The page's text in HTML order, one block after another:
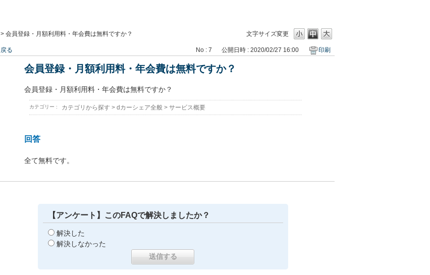
文字サイズ変更
> 会員登録・月額利用料・年会費は無料ですか？
戻る No : 7 公開日時 : 2020/02/27 16:00 印刷
会員登録・月額利用料・年会費は無料ですか？
会員登録・月額利用料・年会費は無料ですか？
カテゴリー : カテゴリから探す > dカーシェア全般> サービス概要
回答
全て無料です。
【アンケート】このFAQで解決しましたか？
解決した
解決しなかった